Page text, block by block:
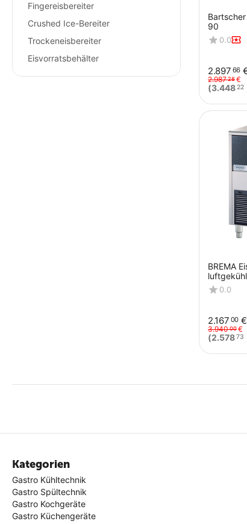
90
0.0
2.897 66
2.98728€
(3.44822
BREMA
mm
0.0
2.167 00 €
3.94000€
(2.57873
Fingereisbereiter
Crushed Ice-Bereiter
Trockeneisbereiter
Eisvorratsbehälter
Kategorien
Gastro Kühltechnik
Gastro Spültechnik
Gastro Kochgeräte
Gastro Küchengeräte